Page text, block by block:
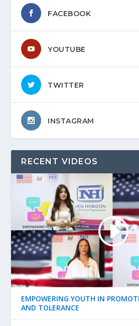
FACEBOOK
YOUTUBE
TWITTER
INSTAGRAM
RECENT VIDEOS
EMPOWERING YOUTH IN
AND TOLERANCE